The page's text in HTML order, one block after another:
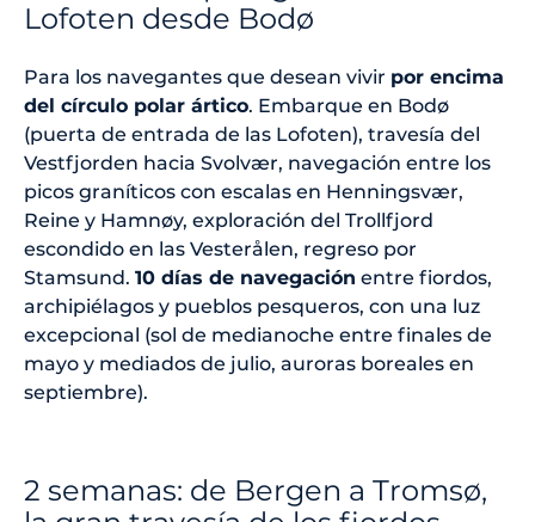
Lofoten desde Bodø
Para los navegantes que desean vivir por encima
del círculo polar ártico. Embarque en Bodø
(puerta de entrada de las Lofoten), travesía del
Vestfjorden hacia Svolvær, navegación entre los
picos graníticos con escalas en Henningsvær,
Reine y Hamnøy, exploración del Trollfjord
escondido en las Vesterålen, regreso por
Stamsund. 10 días de navegación entre fiordos,
archipiélagos y pueblos pesqueros, con una luz
excepcional (sol de medianoche entre finales de
mayo y mediados de julio, auroras boreales en
septiembre).
2 semanas: de Bergen a Tromsø,